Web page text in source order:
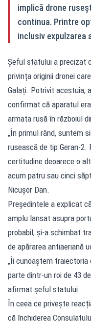
implică drone
continua. Printre
inclusiv expulzarea
Șeful statului a precizat
privința originii dronei
Galați. Potrivit acestuia,
confirmat că aparatul
armata rusă în războiul
„În primul rând, suntem
rusească de tip Geran-
certitudine deoarece o
acum patru sau cinci
Nicușor Dan.
Președintele a explicat
amplu lansat asupra
probabil, și-a schimbat
de apărarea antiaeriană
„Îi cunoaştem
parte dintr-un roi de 43
afirmat șeful statului.
În ceea ce privește
că închiderea